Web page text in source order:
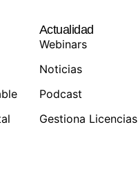
Actualidad
Webinars
Noticias
Podcast
Gestiona Licencias